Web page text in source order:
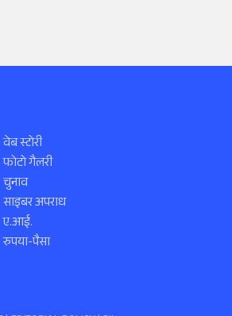
वेब स्टोरी
फोटो गैलरी
चुनाव
साइबर अपराध
ए.आई.
रुपया-पैसा